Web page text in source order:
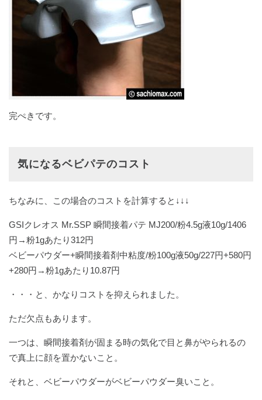
完ぺきです。
気になるベビパテのコスト
ちなみに、この場合のコストを計算すると↓↓↓
GSIクレオス Mr.SSP 瞬間接着パテ MJ200/粉4.5g液10g/1406
円→粉1gあたり312円
ベビーパウダー+瞬間接着剤中粘度/粉100g液50g/227円+580円
+280円→粉1gあたり10.87円
・・・と、かなりコストを抑えられました。
ただ欠点もあります。
一つは、瞬間接着剤が固まる時の気化で目と鼻がやられるの
で真上に顔を置かないこと。
それと、ベビーパウダーがベビーパウダー臭いこと。